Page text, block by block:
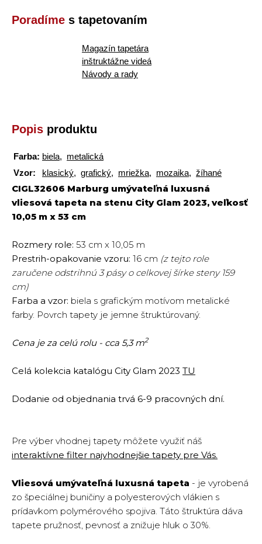
Poradíme s tapetovaním
Magazín tapetára
inštruktážne videá
Návody a rady
Popis produktu
Farba: biela, metalická
Vzor:
klasický, grafický, mriežka, mozaika, žíhané
CIGL32606 Marburg umývateľná luxusná
vliesová tapeta na stenu City Glam 2023, veľkosť
10,05 m x 53 cm
Rozmery role: 53 cm x 10,05 m
Prestrih-opakovanie vzoru: 16 cm (z tejto role
zaručene odstrihnú 3 pásy o celkovej šírke steny 159
cm)
Farba a vzor: biela s grafickým motívom metalické
farby. Povrch tapety je jemne štruktúrovaný.
Cena je za celú rolu - cca 5,3 m2
Celá kolekcia katalógu City Glam 2023 TU
Dodanie od objednania trvá 6-9 pracovných dní.
Pre výber vhodnej tapety môžete využiť náš
interaktívne filter najvhodnejšie tapety pre Vás.
Vliesová umývateľná luxusná tapeta - je vyrobená
zo špeciálnej buničiny a polyesterových vlákien s
prídavkom polymérového spojiva. Táto štruktúra dáva
tapete pružnosť, pevnosť a znižuje hluk o 30%.